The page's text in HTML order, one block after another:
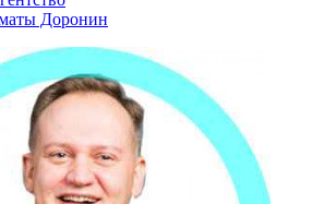
Доронин